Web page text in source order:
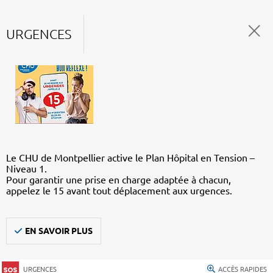
URGENCES
Le CHU de Montpellier active le Plan Hôpital en Tension –
Niveau 1.
Pour garantir une prise en charge adaptée à chacun,
appelez le 15 avant tout déplacement aux urgences.
EN SAVOIR PLUS
URGENCES ACCÈS RAPIDES